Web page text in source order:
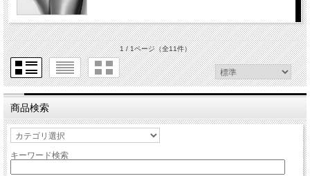
1 / 1ページ（全11件）
商品検索
キーワード検索